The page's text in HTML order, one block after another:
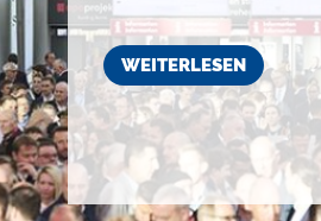
WEITERLESEN